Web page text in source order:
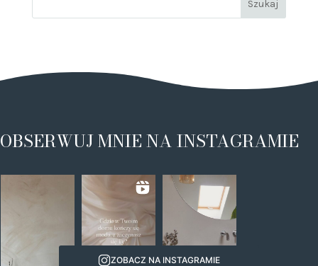
OBSERWUJ MNIE NA INSTAGRAMIE
ZOBACZ NA INSTAGRAMIE